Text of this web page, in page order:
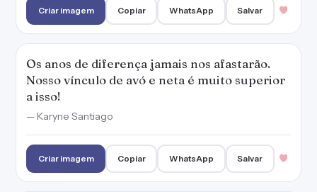
Criar imagem Copiar WhatsApp Salvar
Os anos de diferença jamais nos afastarão.
Nosso vínculo de avó e neta é muito superior
a isso!
— Karyne Santiago
Criar imagem Copiar WhatsApp Salvar